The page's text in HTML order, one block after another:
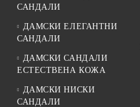
САНДАЛИ
ДАМСКИ ЕЛЕГАНТНИ
САНДАЛИ
ДАМСКИ САНДАЛИ
ЕСТЕСТВЕНА КОЖА
ДАМСКИ НИСКИ
САНДАЛИ